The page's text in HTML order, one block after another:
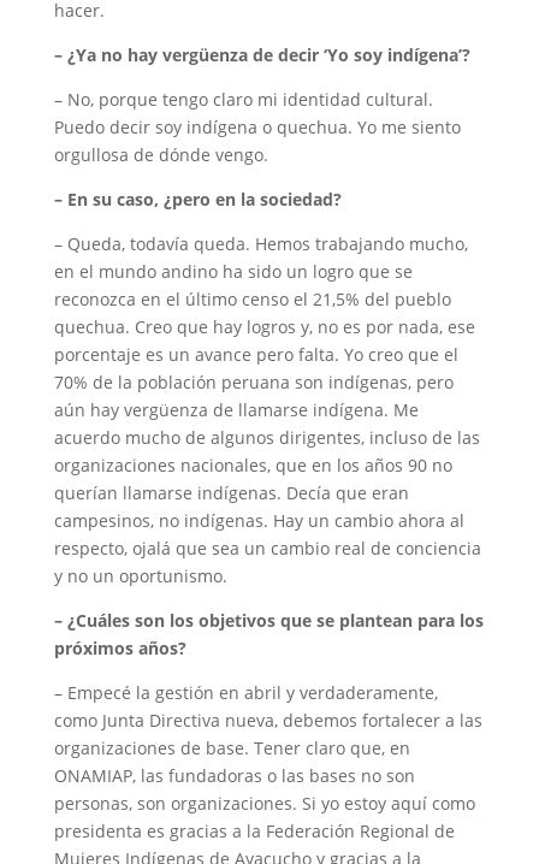
hacer.
– ¿Ya no hay vergüenza de decir ‘Yo soy indígena’?
– No, porque tengo claro mi identidad cultural.
Puedo decir soy indígena o quechua. Yo me siento
orgullosa de dónde vengo.
– En su caso, ¿pero en la sociedad?
– Queda, todavía queda. Hemos trabajando mucho,
en el mundo andino ha sido un logro que se
reconozca en el último censo el 21,5% del pueblo
quechua. Creo que hay logros y, no es por nada, ese
porcentaje es un avance pero falta. Yo creo que el
70% de la población peruana son indígenas, pero
aún hay vergüenza de llamarse indígena. Me
acuerdo mucho de algunos dirigentes, incluso de las
organizaciones nacionales, que en los años 90 no
querían llamarse indígenas. Decía que eran
campesinos, no indígenas. Hay un cambio ahora al
respecto, ojalá que sea un cambio real de conciencia
y no un oportunismo.
– ¿Cuáles son los objetivos que se plantean para los
próximos años?
– Empecé la gestión en abril y verdaderamente,
como Junta Directiva nueva, debemos fortalecer a las
organizaciones de base. Tener claro que, en
ONAMIAP, las fundadoras o las bases no son
personas, son organizaciones. Si yo estoy aquí como
presidenta es gracias a la Federación Regional de
Mujeres Indígenas de Ayacucho y gracias a la